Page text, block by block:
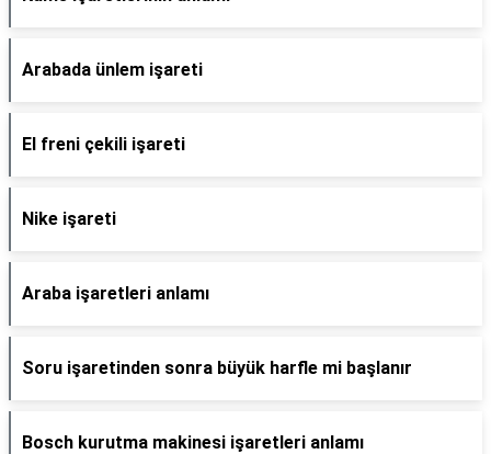
Arabada ünlem işareti
El freni çekili işareti
Nike işareti
Araba işaretleri anlamı
Soru işaretinden sonra büyük harfle mi başlanır
Bosch kurutma makinesi işaretleri anlamı